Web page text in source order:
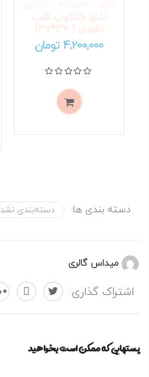
OUT STOCK
تابلو عاشقانه فانتزی
تابلو طلاکوب قلب
ملودی ( 37*37)
4,200,000تومان
نمره0از 5
دسته بندی ها: دسته‌بندی
میداس گالری
اشتراک گذاری:
پستهایی که ممکن است بخواهید